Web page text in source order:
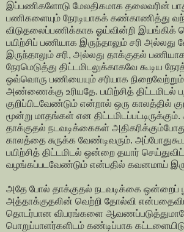
இப்பணிகளோடு மேலதிகமாக தலைவரின்
பணிகளையும் நேரடியாகக் கண்காணித்து
விடுதலைப்பணிக்காக ஓய்வின்றி இயங்கிக்
பயிற்சிப் பணியாக இருந்தாலும் சரி அல்லது
இருந்தாலும் சரி, அல்லது தாக்குதல் பணியாக
நேரமெடுத்து திட்டமிடலுக்காகவே கூடிய
ஒவ்வொரு பணியையும் சரியாக நிறைவேற்றும்
அண்ணைக்கு உரியதே. பயிற்சித் திட்டமிடல்
குறிப்பிடவேண்டும் என்றால் ஒரு காலத்தில்
மூன்று மாதங்கள் என
தாக்குதல் நடவடிக்கைகள்
காலத்தை சுருக்க வேண்டிவரும். அப்போதுகூட
பயிற்சித் திட்டமிடல் ஒன்றை தயார்
வழங்கப்படவேண்டும் என்பதில் கவனமாய்
அதே போல் தாக்குதல் நடவடிக்கை ஒன்றைப்
அத்தாக்குதலின் வெற்றி தோல்வி
தொடர்பான விபரங்களை
பொறுப்பாளர்களிடம் கண்டிப்பாக